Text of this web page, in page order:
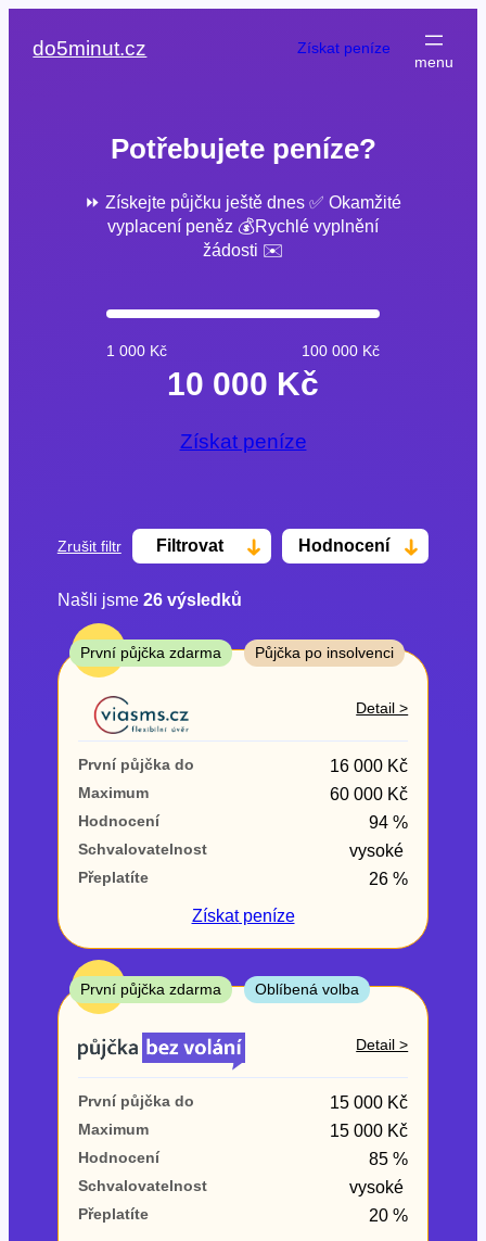
do5minut.cz Získat peníze
Potřebujete peníze?
⏩ Získejte půjčku ještě dnes ✅ Okamžité
vyplacení peněz 💰Rychlé vyplnění
žádosti ✉️
1 000 Kč 100 000 Kč
10 000 Kč
Získat peníze
Zrušit filtr Filtrovat Hodnocení
Cena
Od
První půjčka zdarma
–
ano
ne
Ve zkušebce
ano
ne
V exekuci
ne
Po insolvenci
ano
Našli jsme 26výsledků
TOP
První půjčka zdarma Půjčka po insolvenci
Detail >
První půjčka do 16 000 Kč
Maximum 60 000 Kč
Hodnocení 94 %
Schvalovatelnost vysoké
Přeplatíte
26 %
Získatpeníze
TOP
První půjčka zdarma Oblíbená volba
Detail >
První půjčka do 15 000 Kč
Maximum 15 000 Kč
Hodnocení 85 %
Schvalovatelnost vysoké
Přeplatíte
20 %